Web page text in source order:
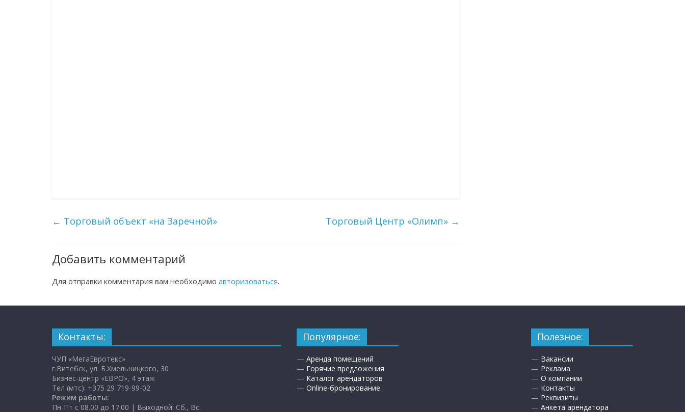
← Торговый объект «на Заречной» Торговый Центр «Олимп» →
Добавить комментарий
Для отправки комментария вам необходимо авторизоваться.
Контакты:
ЧУП «МегаЕвротекс»
г.Витебск, ул. Б.Хмельницкого, 30
Бизнес-центр «ЕВРО», 4 этаж
Тел (мтс): +375 29 719-99-02
Режим работы:
Пн-Пт с 08.00 до 17.00 | Выходной: Сб., Вс.
Популярное:
— Аренда помещений
— Горячие предложения
— Каталог арендаторов
— Online-бронирование
Полезное:
— Вакансии
— Реклама
— О компании
— Контакты
— Реквизиты
— Анкета арендатора